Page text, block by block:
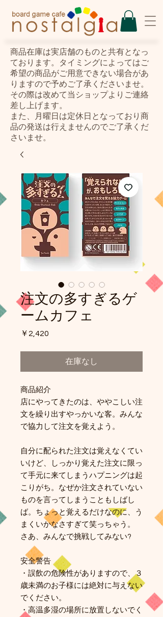
​商品在庫は実店舗のものと共有となっ
ております。タイミングによってはご
希望の商品がご用意できない場合があ
りますので予めご了承くださいませ。
その際は改めて当ショップよりご連絡
差し上げます。
また、月曜日は定休日となっており商
品の発送は行えませんのでご了承くだ
さいませ。
注文の多すぎるゲ
ームカフェ
￥2,420
在庫なし
商品紹介
店にやってきたのは、ややこしい注
文を繰り出すやっかいな客。みんな
で協力して注文を覚えよう。
自分に配られた注文は覚えなくてい
いけど、しっかり覚えた注文に限っ
て手元に来てしまうハプニングは起
こりがち。なぜか注文されていない
ものを言ってしまうこともしばし
ば。ちょっと覚えるだけなのに、う
まくいかなさすぎて笑っちゃう。
さあ、みんなで挑戦してみない?
安全警告
・誤飲の危険性がありますので、３
歳未満のお子様には絶対に与えない
でください。
・高温多湿の場所に放置しないでく